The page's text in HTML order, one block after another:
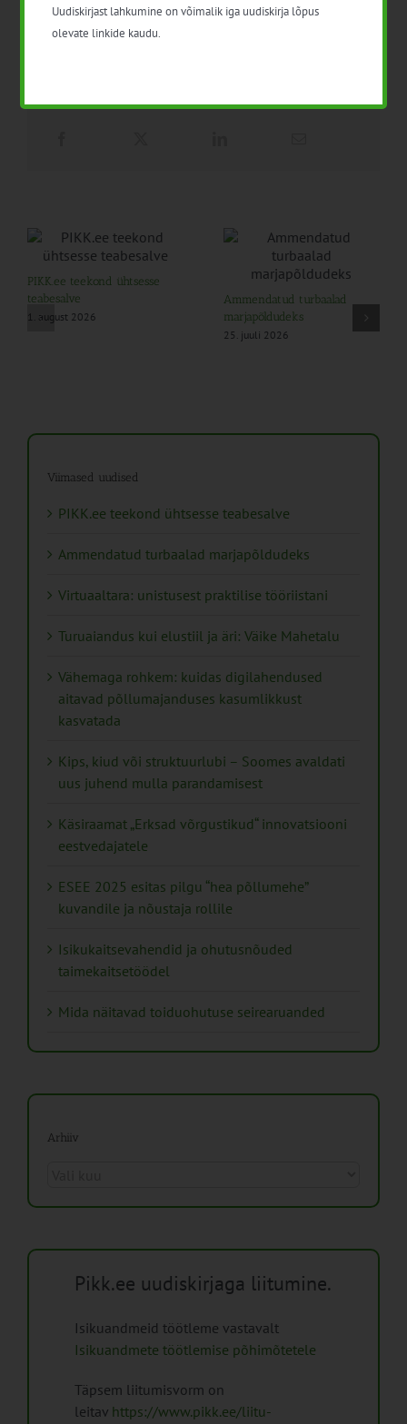
pidevat mõttetööd, planeerimist ja muretsemist.
PIKK.ee teekond ühtsesse
teabesalve
1. august 2026
Ammendatud turbaalad
marjapõldudeks
25. juuli 2026
Viimased uudised
PIKK.ee teekond ühtsesse teabesalve
Ammendatud turbaalad marjapõldudeks
Virtuaaltara: unistusest praktilise tööriistani
Turuaiandus kui elustiil ja äri: Väike Mahetalu
Vähemaga rohkem: kuidas digilahendused
aitavad põllumajanduses kasumlikkust
kasvatada
Kips, kiud või struktuurlubi – Soomes avaldati
uus juhend mulla parandamisest
Käsiraamat „Erksad võrgustikud“ innovatsiooni
eestvedajatele
ESEE 2025 esitas pilgu “hea põllumehe”
kuvandile ja nõustaja rollile
Isikukaitsevahendid ja ohutusnõuded
taimekaitsetöödel
Mida näitavad toiduohutuse seirearuanded
Arhiiv
Pikk.ee uudiskirjaga liitumine.
Isikuandmeid töötleme vastavalt
Isikuandmete töötlemise põhimõtetele
Täpsem liitumisvorm on
leitav https://www.pikk.ee/liitu-
Uudiskirjast lahkumine on võimalik iga uudiskirja lõpus
olevate linkide kaudu.